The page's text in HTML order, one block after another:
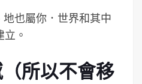
地也屬你．世界和其中
。
所以不會移